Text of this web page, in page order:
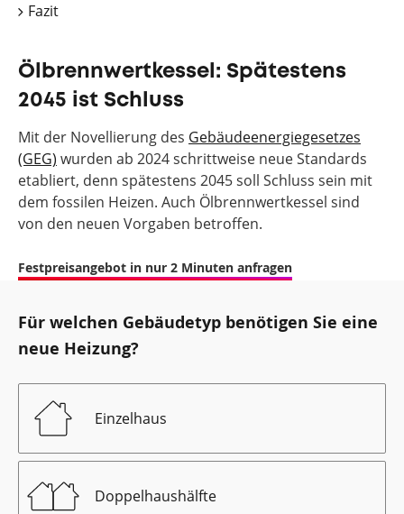
Fazit
Ölbrennwertkessel: Spätestens
2045 ist Schluss
Mit der Novellierung des Gebäudeenergiegesetzes
(GEG) wurden ab 2024 schrittweise neue Standards
etabliert, denn spätestens 2045 soll Schluss sein mit
dem fossilen Heizen. Auch Ölbrennwertkessel sind
von den neuen Vorgaben betroffen.
Festpreisangebot in nur 2 Minuten anfragen
Für welchen Gebäudetyp benötigen Sie eine
neue Heizung?
Einzelhaus
Doppelhaushälfte